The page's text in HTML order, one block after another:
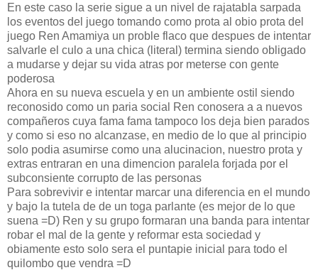
En este caso la serie sigue a un nivel de rajatabla sarpada
los eventos del juego tomando como prota al obio prota del
juego Ren Amamiya un proble flaco que despues de intentar
salvarle el culo a una chica (literal) termina siendo obligado
a mudarse y dejar su vida atras por meterse con gente
poderosa
Ahora en su nueva escuela y en un ambiente ostil siendo
reconosido como un paria social Ren conosera a a nuevos
compañeros cuya fama fama tampoco los deja bien parados
y como si eso no alcanzase, en medio de lo que al principio
solo podia asumirse como una alucinacion, nuestro prota y
extras entraran en una dimencion paralela forjada por el
subconsiente corrupto de las personas
Para sobrevivir e intentar marcar una diferencia en el mundo
y bajo la tutela de de un toga parlante (es mejor de lo que
suena =D) Ren y su grupo formaran una banda para intentar
robar el mal de la gente y reformar esta sociedad y
obiamente esto solo sera el puntapie inicial para todo el
quilombo que vendra =D